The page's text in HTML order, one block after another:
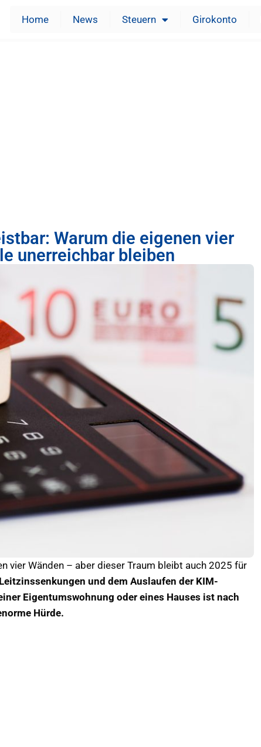
Home News Steuern Girokonto
Warum die eigenen vier
unerreichbar bleiben
vier Wänden – aber dieser Traum bleibt auch 2025 für
und dem Auslaufen der KIM-
Eigentumswohnung oder eines Hauses ist nach
Hürde.